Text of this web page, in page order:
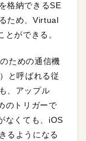
格納できるSE
ため、Virtual
ができる。
ための通信機
と呼ばれる従
、アップル
のトリガーで
なくても、iOS
るようになる